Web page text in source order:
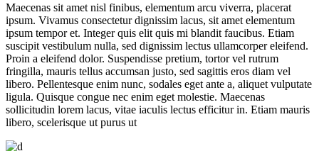
Maecenas sit amet nisl finibus, elementum arcu viverra, placerat
ipsum. Vivamus consectetur dignissim lacus, sit amet elementum
ipsum tempor et. Integer quis elit quis mi blandit faucibus. Etiam
suscipit vestibulum nulla, sed dignissim lectus ullamcorper eleifend.
Proin a eleifend dolor. Suspendisse pretium, tortor vel rutrum
fringilla, mauris tellus accumsan justo, sed sagittis eros diam vel
libero. Pellentesque enim nunc, sodales eget ante a, aliquet vulputate
ligula. Quisque congue nec enim eget molestie. Maecenas
sollicitudin lorem lacus, vitae iaculis lectus efficitur in. Etiam mauris
libero, scelerisque ut purus ut